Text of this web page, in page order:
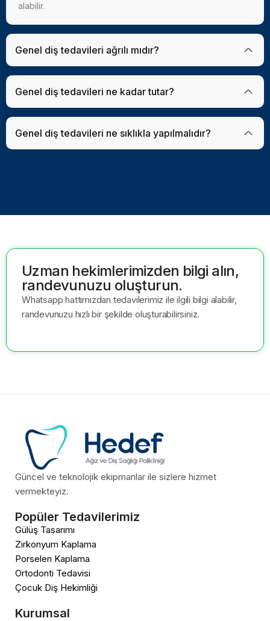
alabilir.
Genel diş tedavileri ağrılı mıdır?
Genel diş tedavileri ne kadar tutar?
Genel diş tedavileri ne sıklıkla yapılmalıdır?
Uzman hekimlerimizden bilgi alın,
randevunuzu oluşturun.
Whatsapp hattımızdan tedavilerimiz ile ilgili bilgi alabilir,
randevunuzu hızlı bir şekilde oluşturabilirsiniz.
Güncel ve teknolojik ekipmanlar ile sizlere hizmet
vermekteyiz.
Popüler Tedavilerimiz
Gülüş Tasarımı
Zirkonyum Kaplama
Porselen Kaplama
Ortodonti Tedavisi
Çocuk Diş Hekimliği
Kurumsal